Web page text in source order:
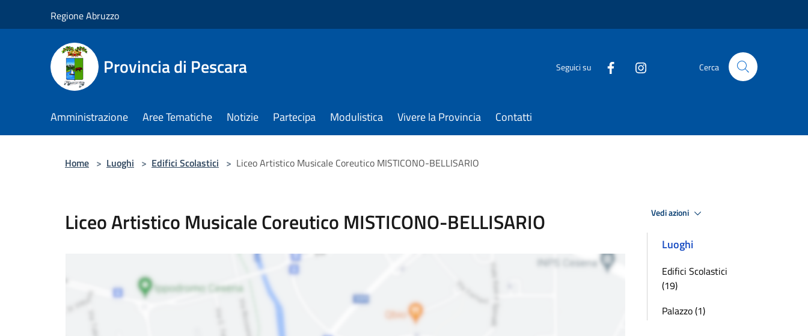
Regione Abruzzo
Provincia di Pescara Seguici su Cerca
Amministrazione Aree Tematiche Notizie Partecipa Modulistica Vivere la Provincia Contatti
Home > Luoghi > Edifici Scolastici > Liceo Artistico Musicale Coreutico MISTICONO-BELLISARIO
Liceo Artistico Musicale Coreutico MISTICONO-BELLISARIO Vedi azioni
Luoghi
Edifici Scolastici
(19)
Palazzo (1)